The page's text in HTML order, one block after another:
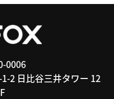
0006
2 日比谷三井タワー 12
F